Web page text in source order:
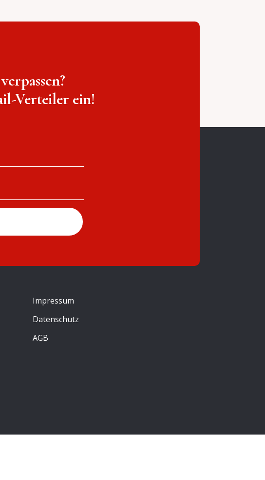
Verteiler ein!
Impressum
Datenschutz
AGB